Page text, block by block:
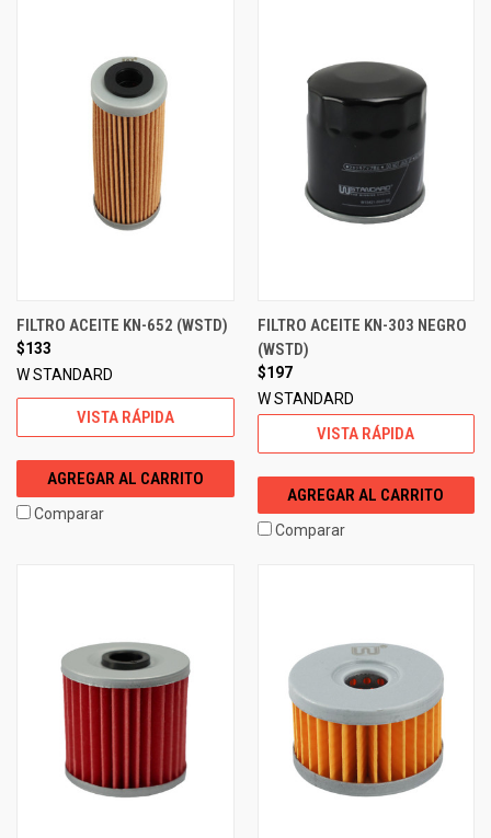
FILTRO ACEITE KN-652 (WSTD)
$133
W STANDARD
VISTA RÁPIDA
AGREGAR AL CARRITO
Comparar
FILTRO ACEITE KN-303 NEGRO
(WSTD)
$197
W STANDARD
VISTA RÁPIDA
AGREGAR AL CARRITO
Comparar